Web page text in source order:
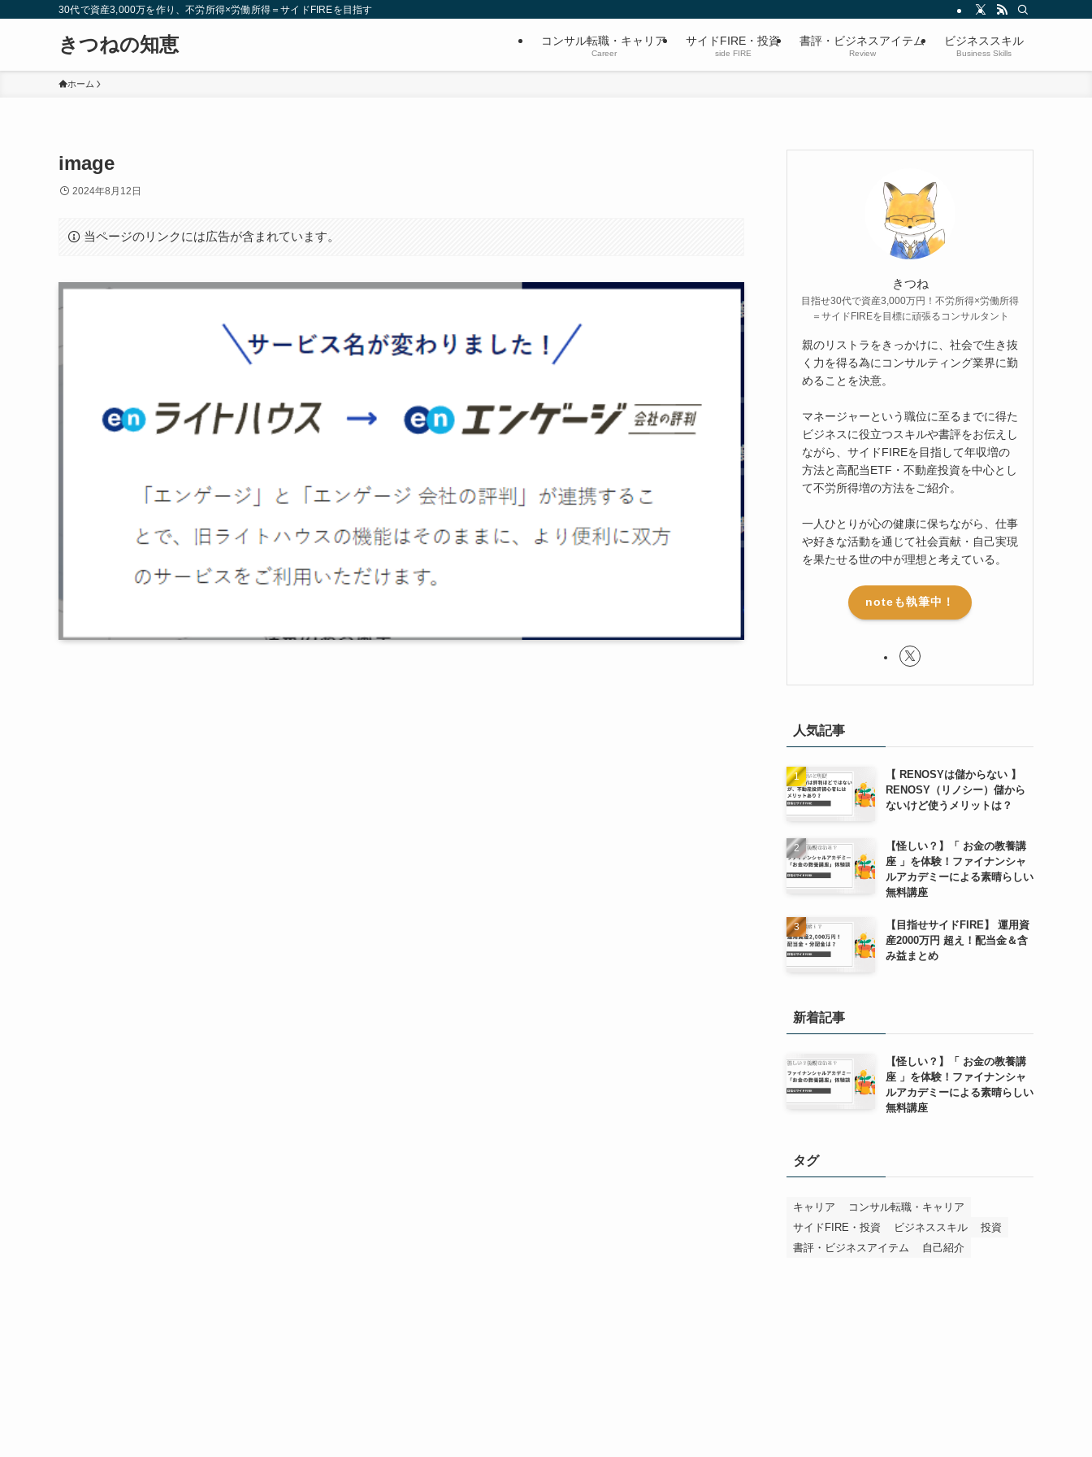
30代で資産3,000万を作り、不労所得×労働所得＝サイドFIREを目指す
きつねの知恵 コンサル転職・キャリア
Career
サイドFIRE・投資
side FIRE
書評・ビジネスアイテム
Review
ビジネススキル
Business Skills
ホーム
image
2024年8月12日
当ページのリンクには広告が含まれています。
きつね
目指せ30代で資産3,000万円！不労所得×労働所得
＝サイドFIREを目標に頑張るコンサルタント
親のリストラをきっかけに、社会で生き抜
く力を得る為にコンサルティング業界に勤
めることを決意。
マネージャーという職位に至るまでに得た
ビジネスに役立つスキルや書評をお伝えし
ながら、サイドFIREを目指して年収増の
方法と高配当ETF・不動産投資を中心とし
て不労所得増の方法をご紹介。
一人ひとりが心の健康に保ちながら、仕事
や好きな活動を通じて社会貢献・自己実現
を果たせる世の中が理想と考えている。
noteも執筆中！
人気記事
【 RENOSYは儲からない 】
RENOSY（リノシー）儲から
ないけど使うメリットは？
【怪しい？】「 お金の教養講
座 」を体験！ファイナンシャ
ルアカデミーによる素晴らしい
無料講座
【目指せサイドFIRE】 運用資
産2000万円 超え！配当金＆含
み益まとめ
新着記事
【怪しい？】「 お金の教養講
座 」を体験！ファイナンシャ
ルアカデミーによる素晴らしい
無料講座
タグ
キャリア
コンサル転職・キャリア
サイドFIRE・投資
ビジネススキル
投資
書評・ビジネスアイテム
自己紹介